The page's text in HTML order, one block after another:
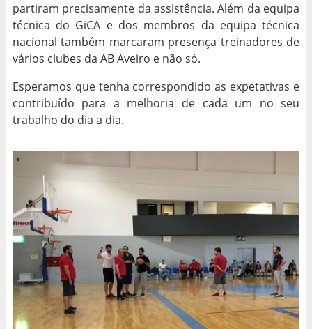
partiram precisamente da assistência. Além da equipa
técnica do GiCA e dos membros da equipa técnica
nacional também marcaram presença treinadores de
vários clubes da AB Aveiro e não só.
Esperamos que tenha correspondido as expetativas e
contribuído para a melhoria de cada um no seu
trabalho do dia a dia.